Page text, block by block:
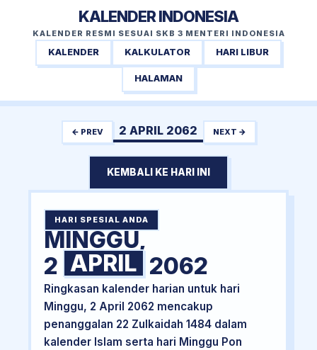
KALENDER INDONESIA
KALENDER RESMI SESUAI SKB 3 MENTERI INDONESIA
KALENDER KALKULATOR HARI LIBUR
HALAMAN
← PREV 2 APRIL 2062 NEXT →
KEMBALI KE HARI INI
HARI SPESIAL ANDA
MINGGU,
2 APRIL 2062
Ringkasan kalender harian untuk hari
Minggu, 2 April 2062 mencakup
penanggalan 22 Zulkaidah 1484 dalam
kalender Islam serta hari Minggu Pon